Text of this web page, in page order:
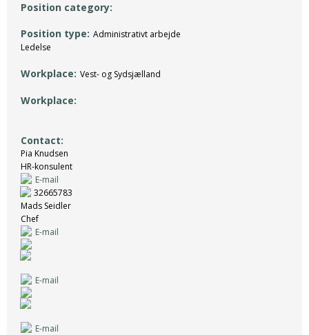
Position category
Position type Administrativt arbejde
Ledelse
Workplace Vest- og Sydsjælland
Workplace
Contact
Pia Knudsen
HR-konsulent
E-mail
32665783
Mads Seidler
Chef
E-mail
E-mail
E-mail